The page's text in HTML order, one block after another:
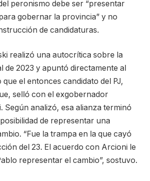
peronismo debe ser “presentar
gobernar la provincia” y no
de candidaturas.
realizó una autocrítica sobre la
de 2023 y apuntó directamente al
el entonces candidato del PJ,
selló con el exgobernador
Según analizó, esa alianza terminó
de representar una
“Fue la trampa en la que cayó
del 23. El acuerdo con Arcioni le
representar el cambio”, sostuvo.